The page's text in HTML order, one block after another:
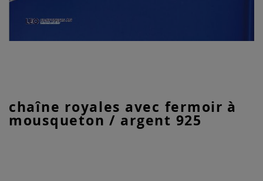
chaîne royales avec fermoir à
mousqueton / argent 925
to
the
beginning